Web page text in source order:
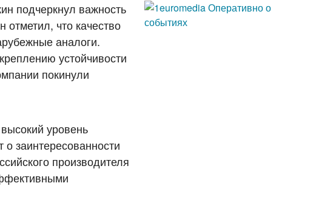
подчеркнул важность
отметил, что качество
аналоги.
устойчивости
покинули
уровень
заинтересованности
производителя